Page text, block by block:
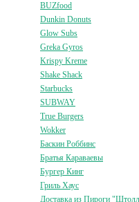
BUZfood
Dunkin Donuts
Glow Subs
Greka Gyros
Krispy Kreme
Shake Shack
Starbucks
SUBWAY
True Burgers
Wokker
Баскин Роббинс
Братья Караваевы
Бургер Кинг
Гриль Хаус
Доставка из Пироги